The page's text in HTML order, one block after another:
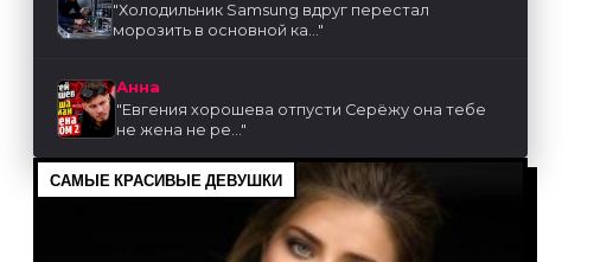
"Холодильник Samsung вдруг перестал
морозить в основной ка..."
Анна
"Евгения хорошева отпусти Серёжу она тебе
не жена не ре..."
САМЫЕ КРАСИВЫЕ ДЕВУШКИ